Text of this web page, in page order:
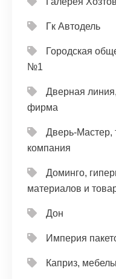
Гк Автодель
Городская
№1
Дверная
фирма
Дверь-Мастер,
компания
Доминго,
материалов и
Дон
Империя
Каприз,